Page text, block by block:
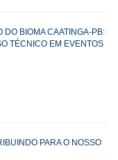
DO BIOMA CAATINGA-PB:
TÉCNICO EM EVENTOS
PARA O NOSSO